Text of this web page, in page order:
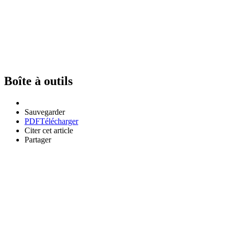
Boîte à outils
Sauvegarder
PDFTélécharger
Citer cet article
Partager